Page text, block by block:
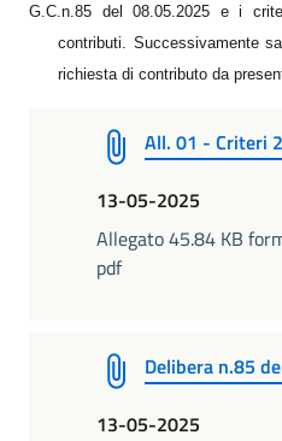
G.C.n.85 del 08.05.2025 e i
contributi. Successivamente
richiesta di contributo da
All. 01 - Criteri
13-05-2025
Allegato 45.84 KB
pdf
Delibera n.85
13-05-2025